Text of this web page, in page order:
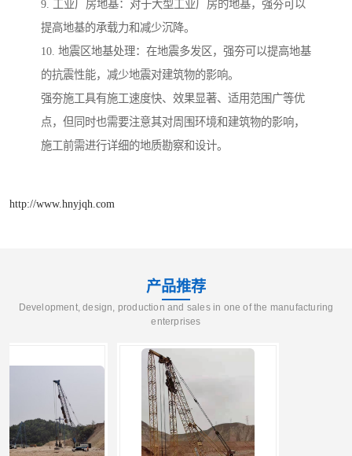
9. 工业厂房地基：对于大型工业厂房的地基，强夯可以
提高地基的承载力和减少沉降。
10. 地震区地基处理：在地震多发区，强夯可以提高地基
的抗震性能，减少地震对建筑物的影响。
强夯施工具有施工速度快、效果显著、适用范围广等优
点，但同时也需要注意其对周围环境和建筑物的影响，
施工前需进行详细的地质勘察和设计。
http://www.hnyjqh.com
产品推荐
Development, design, production and sales in one of the manufacturing
enterprises